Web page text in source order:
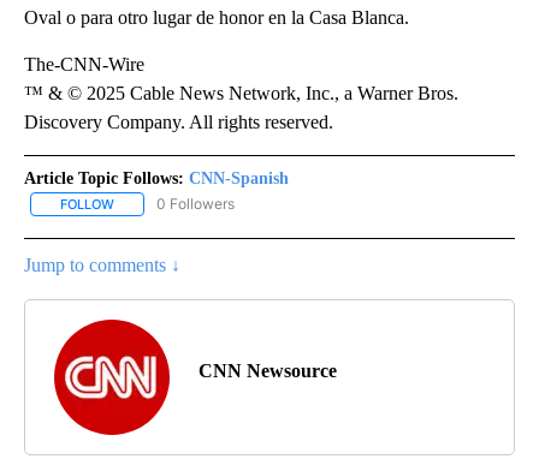
Oval o para otro lugar de honor en la Casa Blanca.
The-CNN-Wire
™ & © 2025 Cable News Network, Inc., a Warner Bros.
Discovery Company. All rights reserved.
Article Topic Follows: CNN-Spanish
FOLLOW FOLLOW "CNN-SPANISH" TO RECEIVE NOTIFICATIONS ABOUT
0 Followers
Jump to comments ↓
CNN Newsource